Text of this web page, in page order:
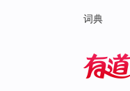
词典